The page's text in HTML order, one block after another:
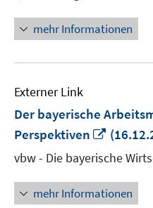
mehr Informationen
Externer Link
Der bayerische
Perspektiven
In
neuem
Fenster
öffnen
vbw - Die bayerische
mehr Informationen